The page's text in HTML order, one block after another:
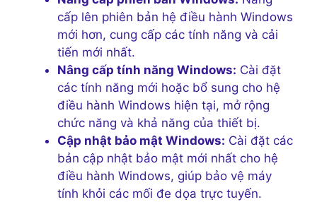
cấp lên phiên bản hệ điều hành Windows
mới hơn, cung cấp các tính năng và cải
tiến mới nhất.
Nâng cấp tính năng Windows: Cài đặt
các tính năng mới hoặc bổ sung cho hệ
điều hành Windows hiện tại, mở rộng
chức năng và khả năng của thiết bị.
Cập nhật bảo mật Windows: Cài đặt các
bản cập nhật bảo mật mới nhất cho hệ
điều hành Windows, giúp bảo vệ máy
tính khỏi các mối đe dọa trực tuyến.